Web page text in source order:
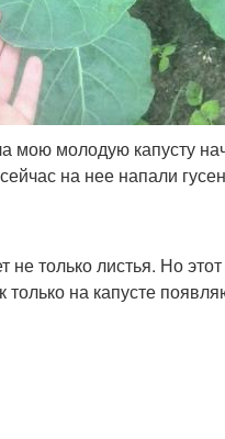
мою молодую капусту
на нее напали
только листья. Но
на капусте